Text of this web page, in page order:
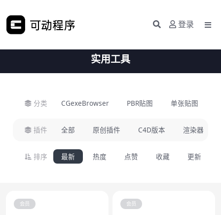
登录
实用工具
分类 CGexeBrowser PBR贴图 单张贴图
插件 全部 原创插件 C4D版本 渲染器
排序 最新 热度 点赞 收藏 更新
会员 会员